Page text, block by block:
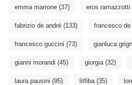
emma marrone(37) eros ramazzotti
fabrizio de andré(133) francesco de
francesco guccini (73) gianluca
gianni morandi (45) giorgia(32)
laura pausini (95) litfiba(35)